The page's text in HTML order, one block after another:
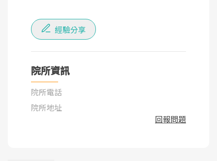
經驗分享
院所資訊
院所電話
院所地址
回報問題